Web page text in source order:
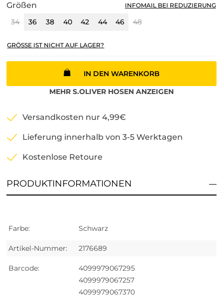
Größen
34 36 38 40 42 44 46 48
INFOMAIL BEI REDUZIERUNG
GRÖSSE IST NICHT AUF LAGER?
IN DEN WARENKORB
MEHR S.OLIVER HOSEN ANZEIGEN
Versandkosten nur 4,99€
Lieferung innerhalb von 3-5 Werktagen
Kostenlose Retoure
PRODUKTINFORMATIONEN
Farbe: Schwarz
Artikel-Nummer: 2176689
Barcode:
4099979067295
4099979067257
4099979067370